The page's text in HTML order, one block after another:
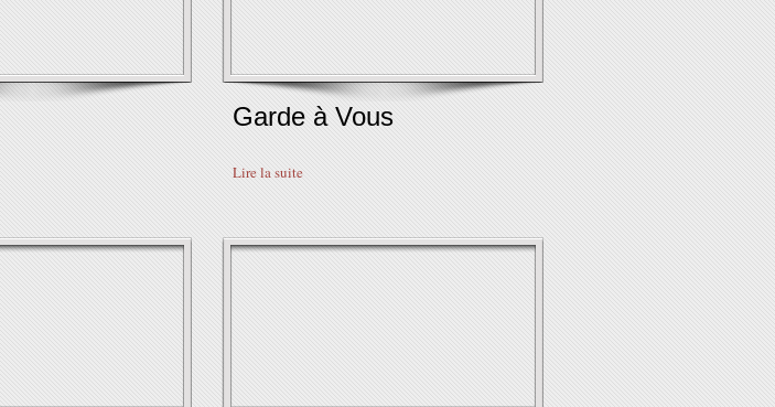
Garde à Vous
Lire la suite